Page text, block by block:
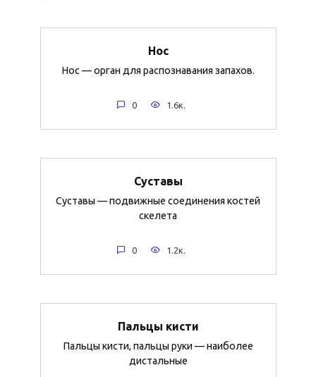
Нос
Нос — орган для распознавания запахов.
0 1.6к.
Суставы
Суставы — подвижные соединения костей
скелета
0 1.2к.
Пальцы кисти
Пальцы кисти, пальцы руки — наиболее
дистальные